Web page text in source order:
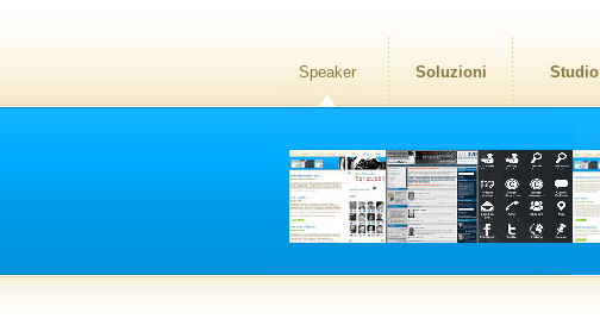
Speaker Soluzioni Studio